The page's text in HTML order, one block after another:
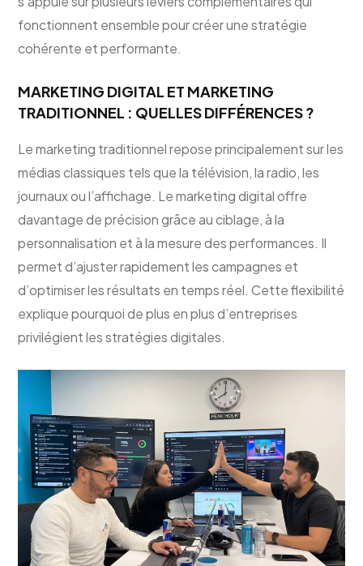
fonctionnent ensemble pour créer une stratégie
cohérente et performante.
MARKETING DIGITAL ET MARKETING
TRADITIONNEL : QUELLES DIFFÉRENCES ?
Le marketing traditionnel repose principalement sur les
médias classiques tels que la télévision, la radio, les
journaux ou l’affichage. Le marketing digital offre
davantage de précision grâce au ciblage, à la
personnalisation et à la mesure des performances. Il
permet d’ajuster rapidement les campagnes et
d’optimiser les résultats en temps réel. Cette flexibilité
explique pourquoi de plus en plus d’entreprises
privilégient les stratégies digitales.